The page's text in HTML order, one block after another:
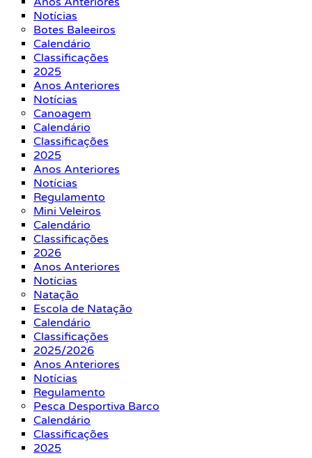
Notícias
Botes Baleeiros
Calendário
Classificações
2025
Anos Anteriores
Notícias
Canoagem
Calendário
Classificações
2025
Anos Anteriores
Notícias
Regulamento
Mini Veleiros
Calendário
Classificações
2026
Anos Anteriores
Notícias
Natação
Escola de Natação
Calendário
Classificações
2025/2026
Anos Anteriores
Notícias
Regulamento
Pesca Desportiva Barco
Calendário
Classificações
2025